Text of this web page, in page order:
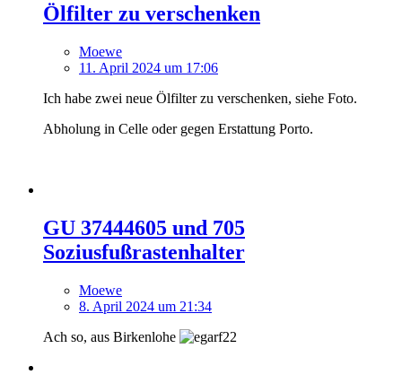
Ölfilter zu verschenken
Moewe
11. April 2024 um 17:06
Ich habe zwei neue Ölfilter zu verschenken, siehe Foto.
Abholung in Celle oder gegen Erstattung Porto.
GU 37444605 und 705
Soziusfußrastenhalter
Moewe
8. April 2024 um 21:34
Ach so, aus Birkenlohe